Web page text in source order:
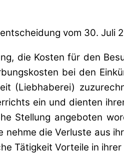
vom 30. Juli
die Kosten für den
bei den
(Liebhaberei)
ein und dienten
Stellung angeboten
nehme die Verluste aus
Tätigkeit Vorteile in